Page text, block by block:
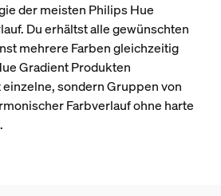
der meisten Philips Hue
Du erhältst alle gewünschten
mehrere Farben gleichzeitig
Gradient Produkten
sondern Gruppen von
Farbverlauf ohne harte